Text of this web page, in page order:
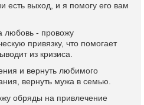
есть выход, и я помогу его вам
любовь - провожу
привязку, что помогает
из кризиса.
и вернуть любимого
вернуть мужа в семью.
обряды на привлечение